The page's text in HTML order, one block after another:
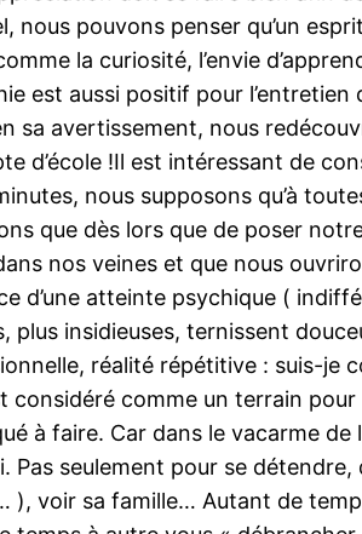
nous pouvons penser qu’un
la curiosité, l’envie
est aussi positif pour
sa avertissement, nous
d’école !Il est intéressant de
nous supposons qu’à
que dès lors que de poser
nos veines et que nous
d’une atteinte psychique (
plus insidieuses, ternissent
réalité répétitive : suis-je
considéré comme un terrain
à faire. Car dans le vacarme
Pas seulement pour se
), voir sa famille… Autant de